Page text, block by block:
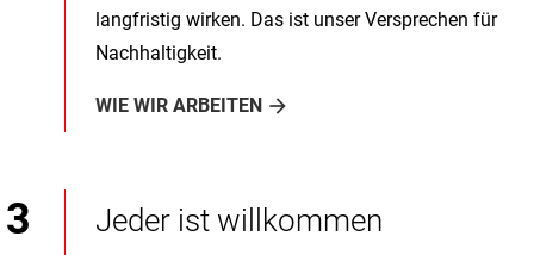
langfristig wirken. Das ist unser Versprechen für
Nachhaltigkeit.
WIE WIR ARBEITEN
Jeder ist willkommen